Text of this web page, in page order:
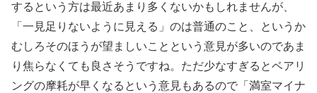
するという方は最近あまり多くないかもしれませんが、
「一見足りないように見える」のは普通のこと、というか
むしろそのほうが望ましいことという意見が多いのであま
り焦らなくても良さそうですね。ただ少なすぎるとベアリ
ングの摩耗が早くなるという意見もあるので「満室マイナ